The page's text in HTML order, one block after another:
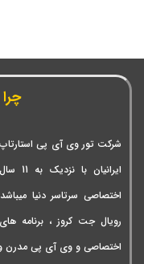
شرکت تور وی آی پی استارتاپ
اختصاصی سرتاسر دنیا
رویال جت کروز ، برنامه
اختصاصی و وی آی پی مدرن و